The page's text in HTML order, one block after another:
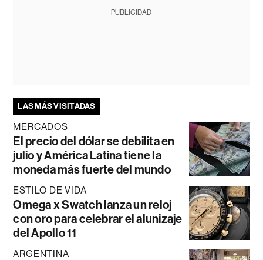
PUBLICIDAD
LAS MÁS VISITADAS
MERCADOS
El precio del dólar se debilita en
julio y América Latina tiene la
moneda más fuerte del mundo
ESTILO DE VIDA
Omega x Swatch lanza un reloj
con oro para celebrar el alunizaje
del Apollo 11
ARGENTINA